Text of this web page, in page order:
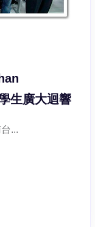
生廣大迴響
...